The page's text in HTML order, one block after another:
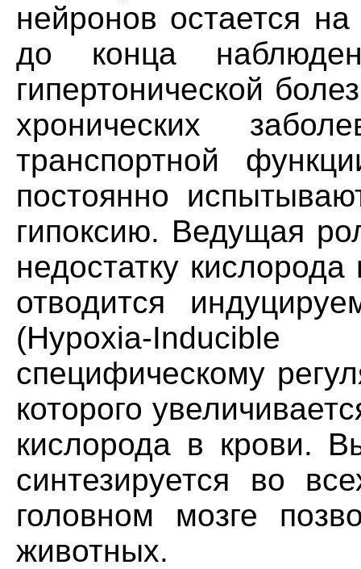
нейронов остается
до конца
гипертонической
хронических
транспортной
постоянно
гипоксию. Ведущая
недостатку
отводится
(Hypoxia-
специфическому
которого
кислорода в крови.
синтезируется во
головном мозге
животных.